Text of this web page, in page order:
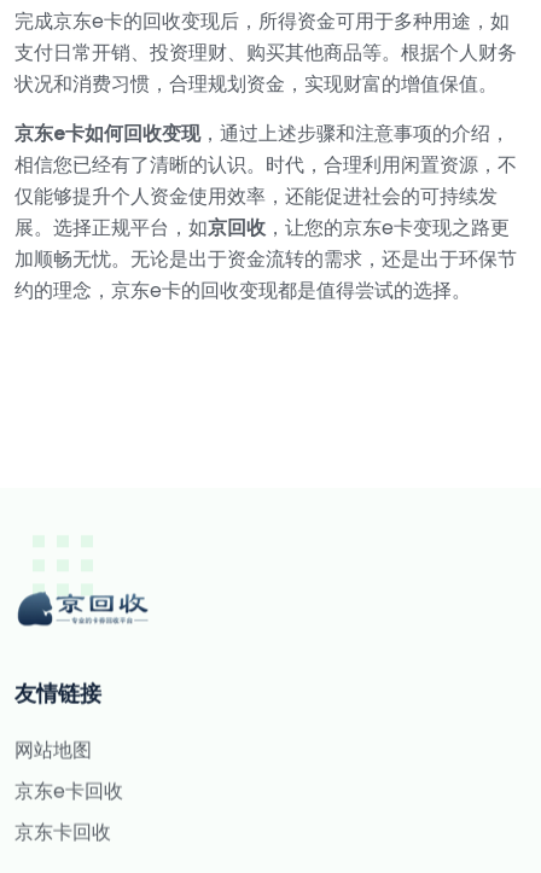
完成京东e卡的回收变现后，所得资金可用于多种用途，如
支付日常开销、投资理财、购买其他商品等。根据个人财务
状况和消费习惯，合理规划资金，实现财富的增值保值。
京东e卡如何回收变现，通过上述步骤和注意事项的介绍，
相信您已经有了清晰的认识。时代，合理利用闲置资源，不
仅能够提升个人资金使用效率，还能促进社会的可持续发
展。选择正规平台，如京回收，让您的京东e卡变现之路更
加顺畅无忧。无论是出于资金流转的需求，还是出于环保节
约的理念，京东e卡的回收变现都是值得尝试的选择。
友情链接
网站地图
京东e卡回收
京东卡回收